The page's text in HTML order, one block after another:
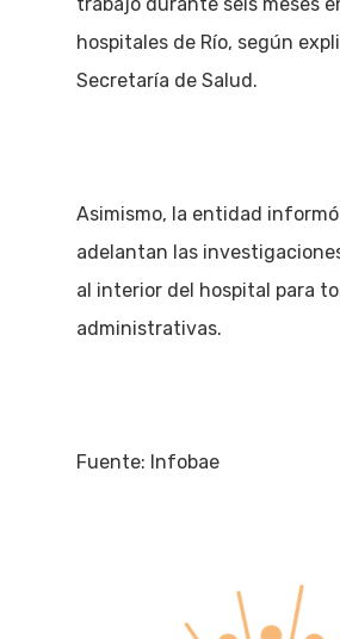
hospitales de Río, según
Secretaría de Salud.
Asimismo, la entidad
adelantan las
al interior del hospital para
administrativas.
Fuente: Infobae